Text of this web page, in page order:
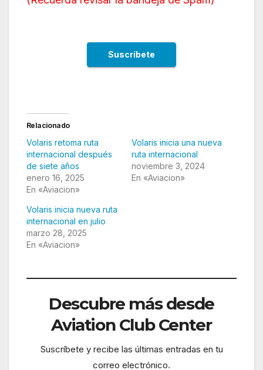
Relacionado
Volaris retoma ruta
internacional después
de siete años
enero 16, 2025
En «Aviacion»
Volaris inicia una nueva
ruta internacional
noviembre 3, 2024
En «Aviacion»
Volaris inicia nueva ruta
internacional en julio
marzo 28, 2025
En «Aviacion»
Descubre más desde
Aviation Club Center
Suscríbete y recibe las últimas entradas en tu
correo electrónico.